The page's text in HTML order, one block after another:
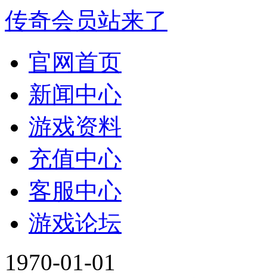
传奇会员站来了
官网首页
新闻中心
游戏资料
充值中心
客服中心
游戏论坛
1970-01-01